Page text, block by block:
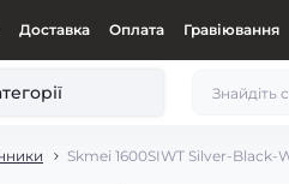
Доставка Оплата Гравіювання
Skmei 1600SIWT Silver-Black-